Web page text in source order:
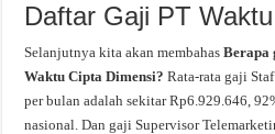
Daftar Gaji PT
Selanjutnya kita akan membahasBerapa
Waktu Cipta Dimensi?Rata-rata gaji
per bulan adalah sekitar Rp6.929.646,
nasional. Dan gaji Supervisor